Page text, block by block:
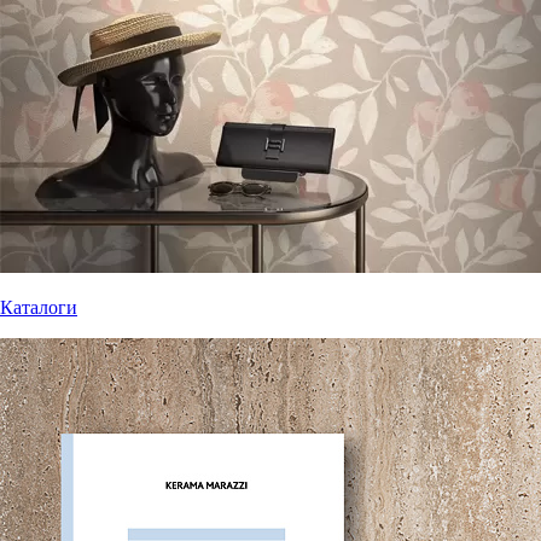
Каталоги